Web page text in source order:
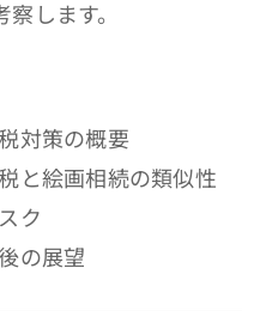
します。
対策の概要
と絵画相続の類似性
ク
の展望